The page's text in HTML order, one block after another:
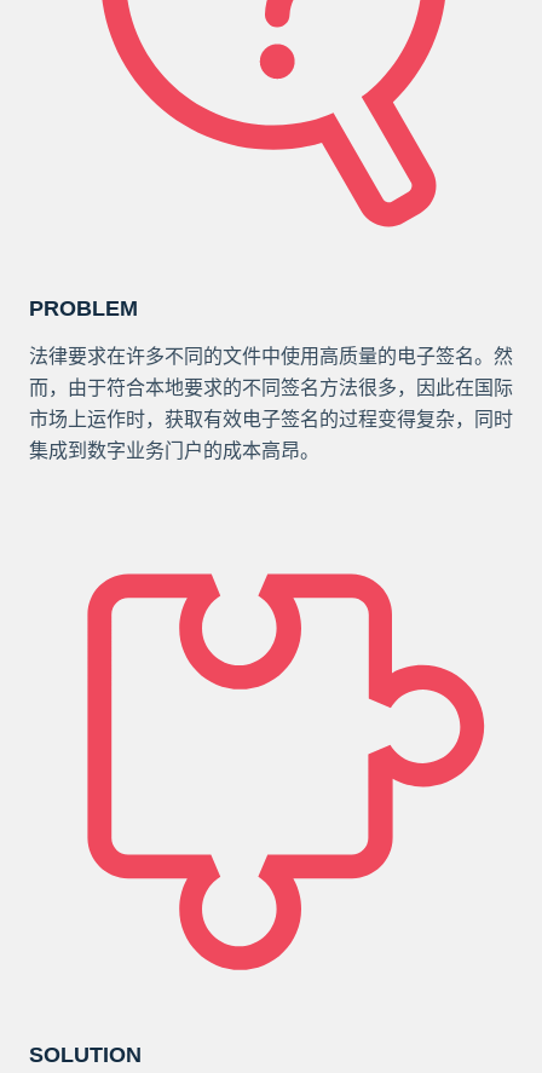
PROBLEM
法律要求在许多不同的文件中使用高质量的电子签名。然
而，由于符合本地要求的不同签名方法很多，因此在国际
市场上运作时，获取有效电子签名的过程变得复杂，同时
集成到数字业务门户的成本高昂。
SOLUTION